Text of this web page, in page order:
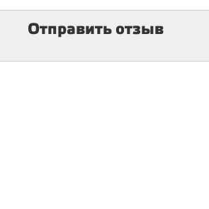
Отправить отзыв